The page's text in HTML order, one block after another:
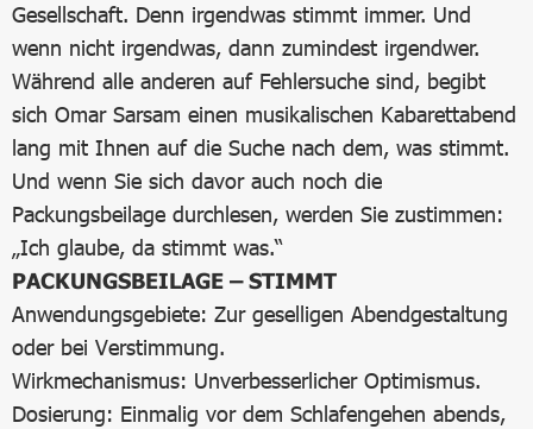
Gesellschaft. Denn irgendwas stimmt immer. Und
wenn nicht irgendwas, dann zumindest irgendwer.
Während alle anderen auf Fehlersuche sind, begibt
sich Omar Sarsam einen musikalischen Kabarettabend
lang mit Ihnen auf die Suche nach dem, was stimmt.
Und wenn Sie sich davor auch noch die
Packungsbeilage durchlesen, werden Sie zustimmen:
„Ich glaube, da stimmt was.“
PACKUNGSBEILAGE – STIMMT
Anwendungsgebiete: Zur geselligen Abendgestaltung
oder bei Verstimmung.
Wirkmechanismus: Unverbesserlicher Optimismus.
Dosierung: Einmalig vor dem Schlafengehen abends,